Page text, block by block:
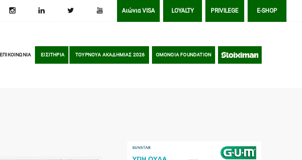
Αιώνια VISA LOYALTY PRIVILEGE E-SHOP
ΕΠΙΚΟΙΝΩΝΙΑ ΕΙΣΙΤΗΡΙΑ ΤΟΥΡΝΟΥΑ ΑΚΑΔΗΜΙΑΣ 2026 OMONOIA FOUNDATION STOIXIMAN